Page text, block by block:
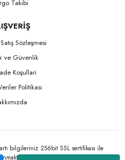
Takibi
Sözleşmesi
ve Güvenlik
Koşullari
Politikası
bilgileriniz 256bit SSL sertifikası ile